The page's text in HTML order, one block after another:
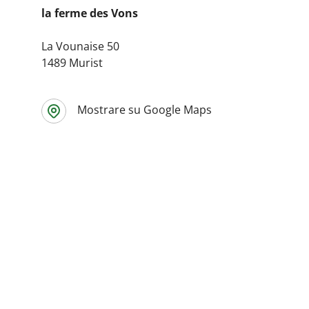
la ferme des Vons
La Vounaise 50
1489 Murist
Mostrare su Google Maps